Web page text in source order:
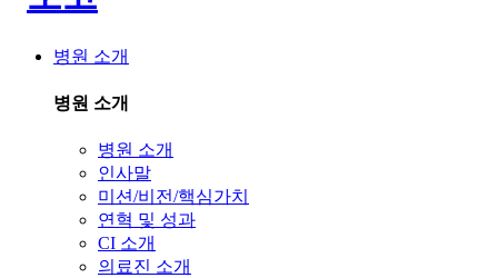
병원 소개
병원 소개
병원 소개
인사말
미션/비전/핵심가치
연혁 및 성과
CI 소개
의료진 소개